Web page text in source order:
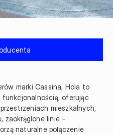
marki Cassina, Hola to
funkcjonalnością, oferując
mieszkalnych,
zaokrąglone linie –
naturalne połączenie